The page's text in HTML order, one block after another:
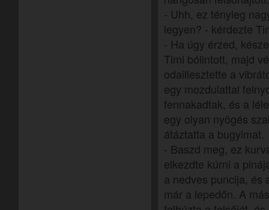
- Uhh, ez tényleg
legyen? - kérdezte
- Ha úgy érzed,
Timi bólintott, majd
odaillesztette a
egy mozdulattal
fennakadtak, és a
egy olyan nyögés
átáztatta a bugyimat.
- Baszd meg, ez
elkezdte kúrni a
a nedves puncija, és
már a lepedőn. A